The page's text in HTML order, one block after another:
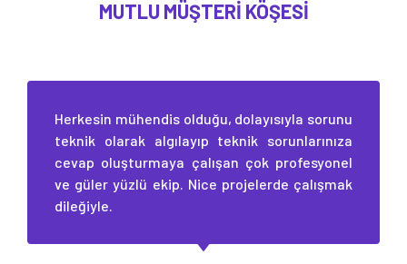
MUTLU MÜŞTERI KÖŞESI
Herkesin mühendis olduğu, dolayısıyla sorunu
teknik olarak algılayıp teknik sorunlarınıza
cevap oluşturmaya çalışan çok profesyonel
ve güler yüzlü ekip. Nice projelerde çalışmak
dileğiyle.